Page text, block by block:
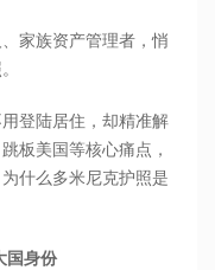
家族资产管理者，悄
登陆居住，却精准解
板美国等核心痛点，
什么多米尼克护照是
国身份